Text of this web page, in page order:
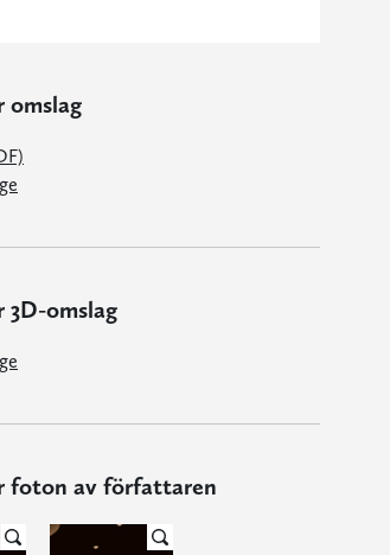
omslag
3D-omslag
foton av författaren